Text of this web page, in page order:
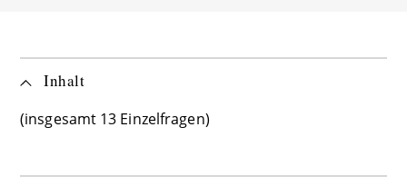
Inhalt
(insgesamt 13 Einzelfragen)